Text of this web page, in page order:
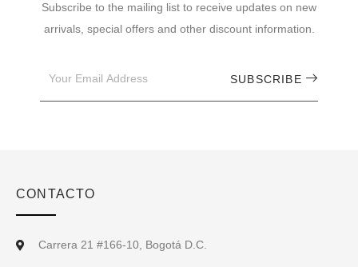
Subscribe to the mailing list to receive updates on new
arrivals, special offers and other discount information.
SUBSCRIBE
CONTACTO
Carrera 21 #166-10, Bogotá D.C.